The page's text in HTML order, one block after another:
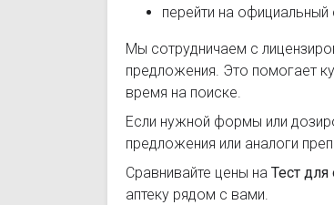
перейти на
Мы сотрудничаем с
предложения. Это помогает
время на поиске.
Если нужной формы или
предложения или аналоги
Сравнивайте цены на Тест
аптеку рядом с вами.